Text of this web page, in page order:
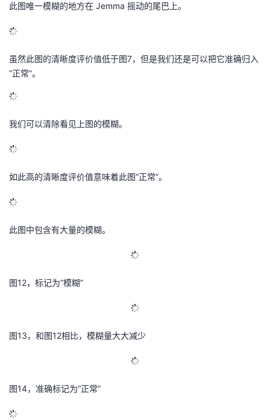
此图唯一模糊的地方在 Jemma 摇动的尾巴上。
虽然此图的清晰度评价值低于图7，但是我们还是可以把它准确归入
“正常”。
我们可以清除看见上图的模糊。
如此高的清晰度评价值意味着此图“正常”。
此图中包含有大量的模糊。
图12，标记为“模糊”
图13，和图12相比，模糊量大大减少
图14，准确标记为“正常”